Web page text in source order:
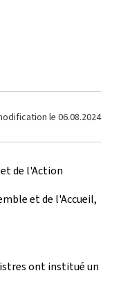
le 06.08.2024
de l'Action
et de l'Accueil,
ont institué un